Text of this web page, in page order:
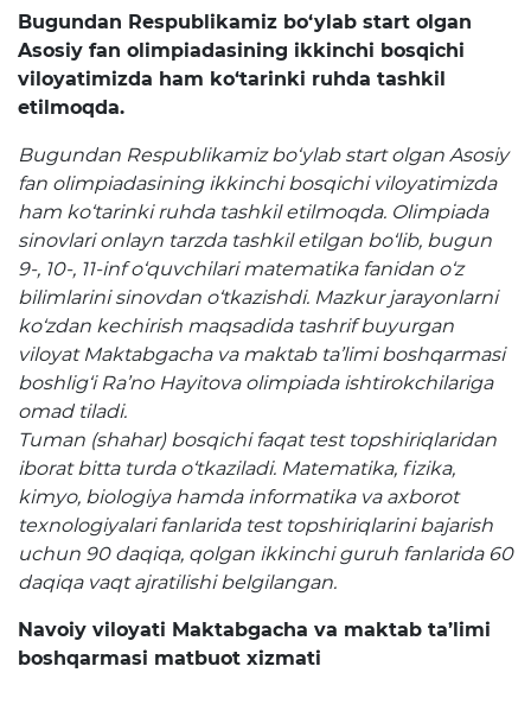
1-sinfga qabul
Elektron shahodatnoma
Yagona elektron tizim
Malaka oshirish
Axborot xizmati
Press-relizlar
Ma'ruzalar
Galereya
Videogalereya
Axborot xizmati
Matbuot anjumanlari
Bugundan Respublikamiz bo‘ylab start olgan
Asosiy fan olimpiadasining ikkinchi bosqichi
viloyatimizda ham ko‘tarinki ruhda tashkil
etilmoqda.
Bugundan Respublikamiz bo‘ylab start olgan Asosiy
fan olimpiadasining ikkinchi bosqichi viloyatimizda
ham ko‘tarinki ruhda tashkil etilmoqda. Olimpiada
sinovlari onlayn tarzda tashkil etilgan bo‘lib, bugun
9-, 10-, 11-inf o‘quvchilari matematika fanidan o‘z
bilimlarini sinovdan o‘tkazishdi. Mazkur jarayonlarni
ko‘zdan kechirish maqsadida tashrif buyurgan
viloyat Maktabgacha va maktab ta’limi boshqarmasi
boshlig‘i Ra’no Hayitova olimpiada ishtirokchilariga
omad tiladi.
Tuman (shahar) bosqichi faqat test topshiriqlaridan
iborat bitta turda o‘tkaziladi. Matematika, fizika,
kimyo, biologiya hamda informatika va axborot
texnologiyalari fanlarida test topshiriqlarini bajarish
uchun 90 daqiqa, qolgan ikkinchi guruh fanlarida 60
daqiqa vaqt ajratilishi belgilangan.
Navoiy viloyati Maktabgacha va maktab ta’limi
boshqarmasi matbuot xizmati